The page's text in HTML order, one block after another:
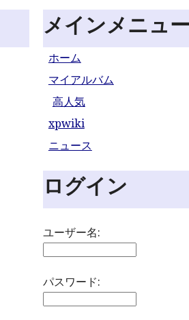
メインメニュ
ホーム
マイアルバム
高人気
xpwiki
ニュース
ログイン
ユーザー名:
パスワード: